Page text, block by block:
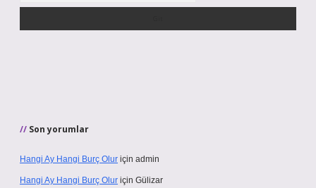
Son yorumlar
Hangi Ay Hangi Burç Olur için admin
Hangi Ay Hangi Burç Olur için Gülizar